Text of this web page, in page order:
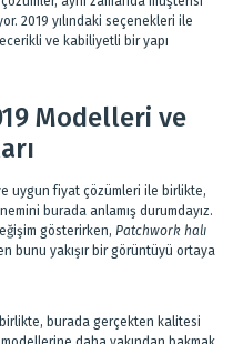
2019 yılındaki seçenekleri ile
ve kabiliyetli bir yapı
Modelleri ve
uygun fiyat çözümleri ile birlikte,
burada anlamış durumdayız.
gösterirken, Patchwork halı
bunu yakışır bir görüntüyü ortaya
burada gerçekten kalitesi